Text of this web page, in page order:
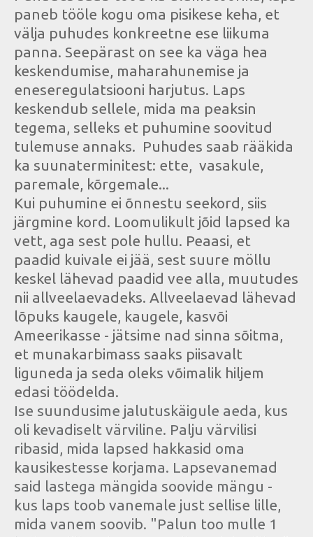
paneb tööle kogu oma pisikese keha, et
välja puhudes konkreetne ese liikuma
panna. Seepärast on see ka väga hea
keskendumise, maharahunemise ja
eneseregulatsiooni harjutus. Laps
keskendub sellele, mida ma peaksin
tegema, selleks et puhumine soovitud
tulemuse annaks. Puhudes saab rääkida
ka suunaterminitest: ette, vasakule,
paremale, kõrgemale...
Kui puhumine ei õnnestu seekord, siis
järgmine kord. Loomulikult jõid lapsed ka
vett, aga sest pole hullu. Peaasi, et
paadid kuivale ei jää, sest suure möllu
keskel lähevad paadid vee alla, muutudes
nii allveelaevadeks. Allveelaevad lähevad
lõpuks kaugele, kaugele, kasvõi
Ameerikasse - jätsime nad sinna sõitma,
et munakarbimass saaks piisavalt
liguneda ja seda oleks võimalik hiljem
edasi töödelda.
Ise suundusime jalutuskäigule aeda, kus
oli kevadiselt värviline. Palju värvilisi
ribasid, mida lapsed hakkasid oma
kausikestesse korjama. Lapsevanemad
said lastega mängida soovide mängu -
kus laps toob vanemale just sellise lille,
mida vanem soovib. "Palun too mulle 1